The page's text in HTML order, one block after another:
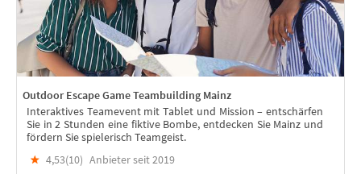
Outdoor Escape Game Teambuilding Mainz
Interaktives Teamevent mit Tablet und Mission – entschärfen
Sie in 2 Stunden eine fiktive Bombe, entdecken Sie Mainz und
fördern Sie spielerisch Teamgeist.
★ 4,53(10) Anbieter seit 2019